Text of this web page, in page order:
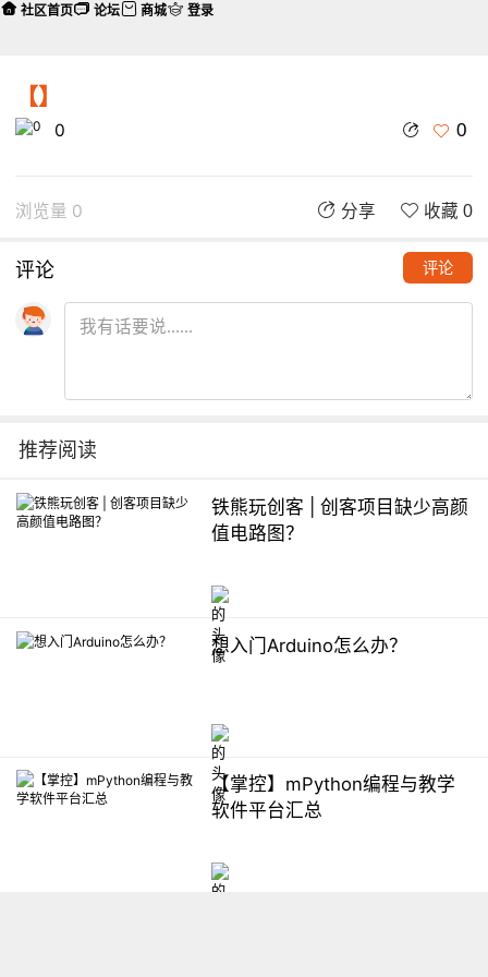
【】
0 0
浏览量 0 分享 收藏 0
评论 评论
推荐阅读
铁熊玩创客 | 创客项目缺少高颜
值电路图？
想入门Arduino怎么办？
【掌控】mPython编程与教学
软件平台汇总
社区首页 论坛 商城 登录